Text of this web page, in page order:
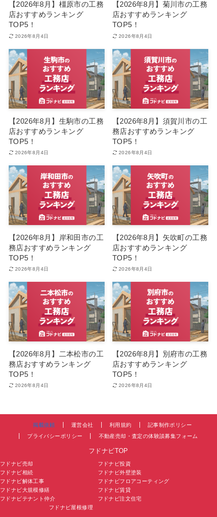
【2026年8月】橿原市の工務
店おすすめランキング
TOP5！
2026年8月4日
【2026年8月】菊川市の工務
店おすすめランキング
TOP5！
2026年8月4日
【2026年8月】生駒市の工務
店おすすめランキング
TOP5！
2026年8月4日
【2026年8月】須賀川市の工
務店おすすめランキング
TOP5！
2026年8月4日
【2026年8月】岸和田市の工
務店おすすめランキング
TOP5！
2026年8月4日
【2026年8月】矢吹町の工務
店おすすめランキング
TOP5！
2026年8月4日
【2026年8月】二本松市の工
務店おすすめランキング
TOP5！
2026年8月4日
【2026年8月】別府市の工務
店おすすめランキング
TOP5！
2026年8月4日
掲載依頼 運営会社 利用規約
記事制作ポリシー
プライバシーポリシー
不動産売却・査定の体験談募集フォーム
フドナビTOP
フドナビ売却
フドナビ投資
フドナビ相続
フドナビ外壁塗装
フドナビ解体工事
フドナビフロアコーティング
フドナビ大規模修繕
フドナビ賃貸
フドナビテナント仲介
フドナビ注文住宅
フドナビ屋根修理